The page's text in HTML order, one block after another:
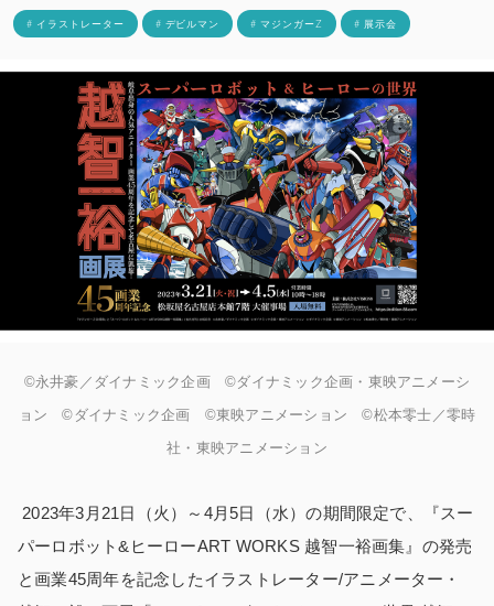
# イラストレーター # デビルマン # マジンガーZ # 展示会
©永井豪／ダイナミック企画 ©ダイナミック企画・東映アニメーシ
ョン ©ダイナミック企画 ©東映アニメーション ©松本零士／零時
社・東映アニメーション
2023年3月21日（火）～4月5日（水）の期間限定で、『スー
パーロボット&ヒーローART WORKS 越智一裕画集』の発売
と画業45周年を記念したイラストレーター/アニメーター・